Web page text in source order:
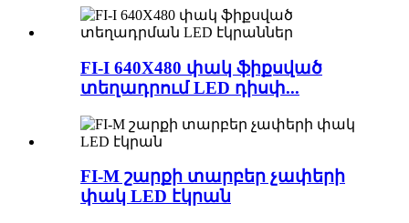
FI-I 640X480 փակ ֆիքսված
տեղադրում LED դիսփ...
FI-M շարքի տարբեր չափերի
փակ LED էկրան